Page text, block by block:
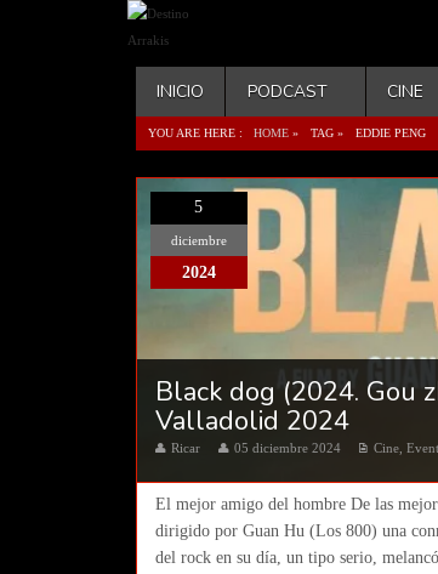
INICIO PODCAST CINE
YOU ARE HERE : HOME » TAG » EDDIE PENG
5
diciembre
2024
Black dog (2024. Gou
Valladolid 2024
Ricar 05 diciembre 2024 Cine ,
El mejor amigo del hombre De las
dirigido por Guan Hu (Los 800) una
del rock en su día, un tipo serio,